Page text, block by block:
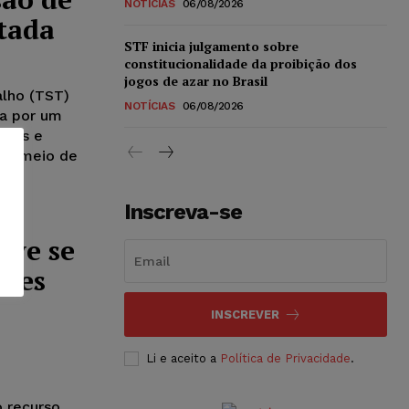
(TST)
por um
e
meio de
se
NOTÍCIAS 06/08/2026
STF inicia julgamento sobre
constitucionalidade da proibição dos
jogos de azar no Brasil
NOTÍCIAS 06/08/2026
Inscreva-se
INSCREVER
Li e aceito a Política de Privacidade.